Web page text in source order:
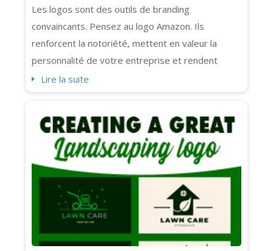
Les logos sont des outils de branding
convaincants. Pensez au logo Amazon. Ils
renforcent la notoriété, mettent en valeur la
personnalité de votre entreprise et rendent
votre marque mémorable. Mais aujourd'hui, nous
ainsi que sur les 10 logos lettermark les plus
reconnaissables au monde (Chanel, IBM et NASA
inclus). Comme...
Lire la suite